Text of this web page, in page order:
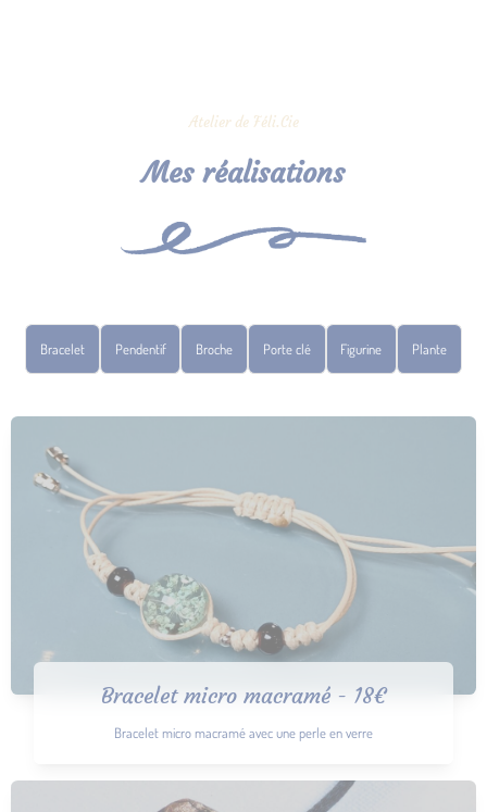
Atelier de Féli.Cie
Mes réalisations
Bracelet Pendentif Broche Porte clé Figurine Plante
Bracelet micro macramé - 18€
Bracelet micro macramé avec une perle en verre